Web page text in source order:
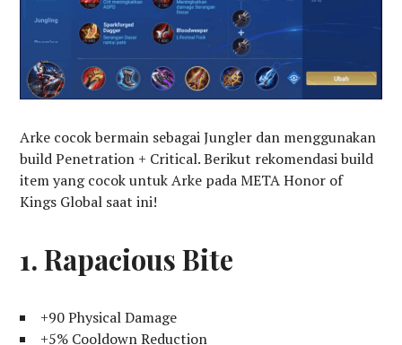
Arke cocok bermain sebagai Jungler dan menggunakan
build Penetration + Critical. Berikut rekomendasi build
item yang cocok untuk Arke pada META Honor of
Kings Global saat ini!
1. Rapacious Bite
+90 Physical Damage
+5% Cooldown Reduction